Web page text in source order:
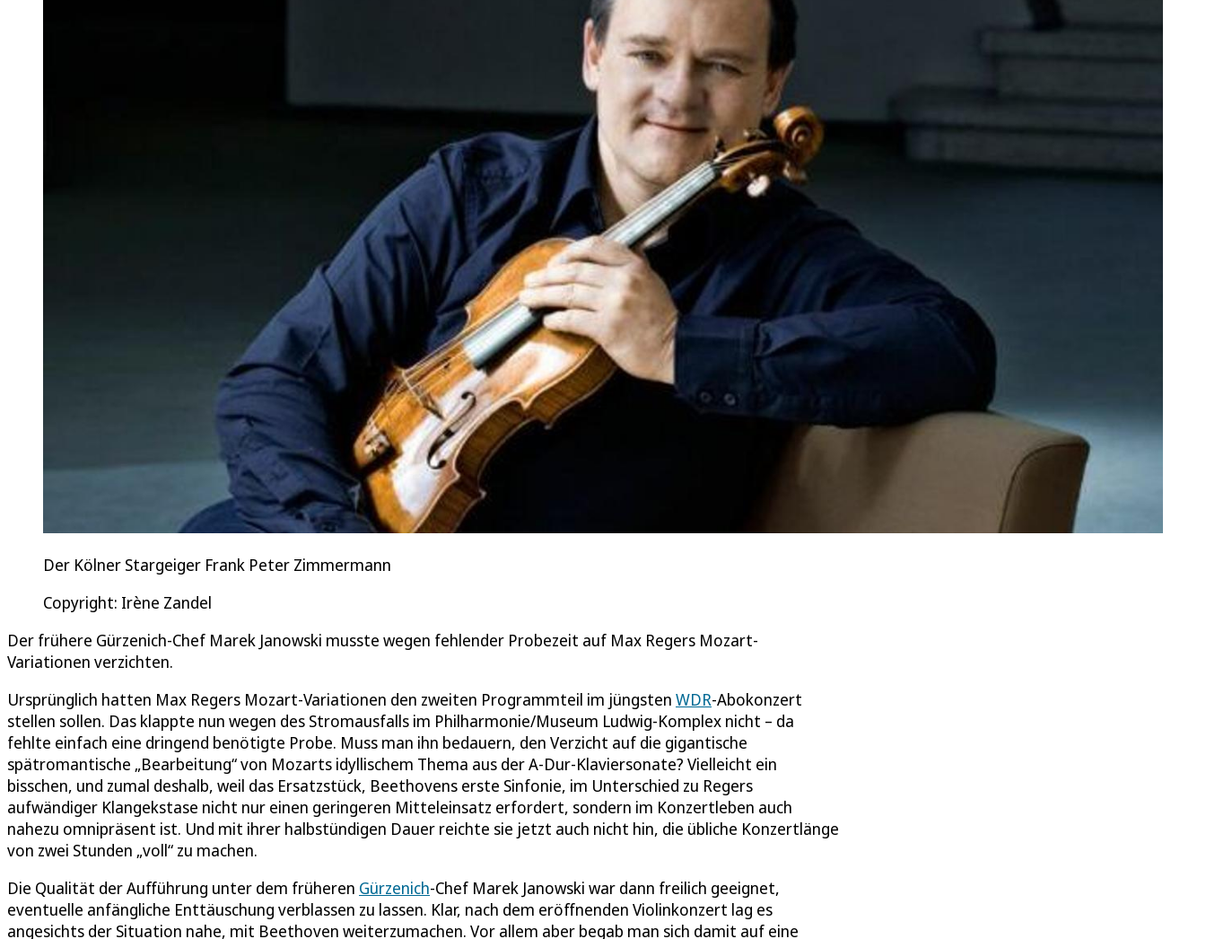
Der Kölner Stargeiger Frank Peter Zimmermann
Copyright: Irène Zandel
Der frühere Gürzenich-Chef Marek Janowski musste wegen fehlender Probezeit auf Max Regers Mozart-
Variationen verzichten.
Ursprünglich hatten Max Regers Mozart-Variationen den zweiten Programmteil im jüngsten WDR-Abokonzert
stellen sollen. Das klappte nun wegen des Stromausfalls im Philharmonie/Museum Ludwig-Komplex nicht – da
fehlte einfach eine dringend benötigte Probe. Muss man ihn bedauern, den Verzicht auf die gigantische
spätromantische „Bearbeitung“ von Mozarts idyllischem Thema aus der A-Dur-Klaviersonate? Vielleicht ein
bisschen, und zumal deshalb, weil das Ersatzstück, Beethovens erste Sinfonie, im Unterschied zu Regers
aufwändiger Klangekstase nicht nur einen geringeren Mitteleinsatz erfordert, sondern im Konzertleben auch
nahezu omnipräsent ist. Und mit ihrer halbstündigen Dauer reichte sie jetzt auch nicht hin, die übliche Konzertlänge
von zwei Stunden „voll“ zu machen.
Die Qualität der Aufführung unter dem früheren Gürzenich-Chef Marek Janowski war dann freilich geeignet,
eventuelle anfängliche Enttäuschung verblassen zu lassen. Klar, nach dem eröffnenden Violinkonzert lag es
angesichts der Situation nahe, mit Beethoven weiterzumachen. Vor allem aber begab man sich damit auf eine